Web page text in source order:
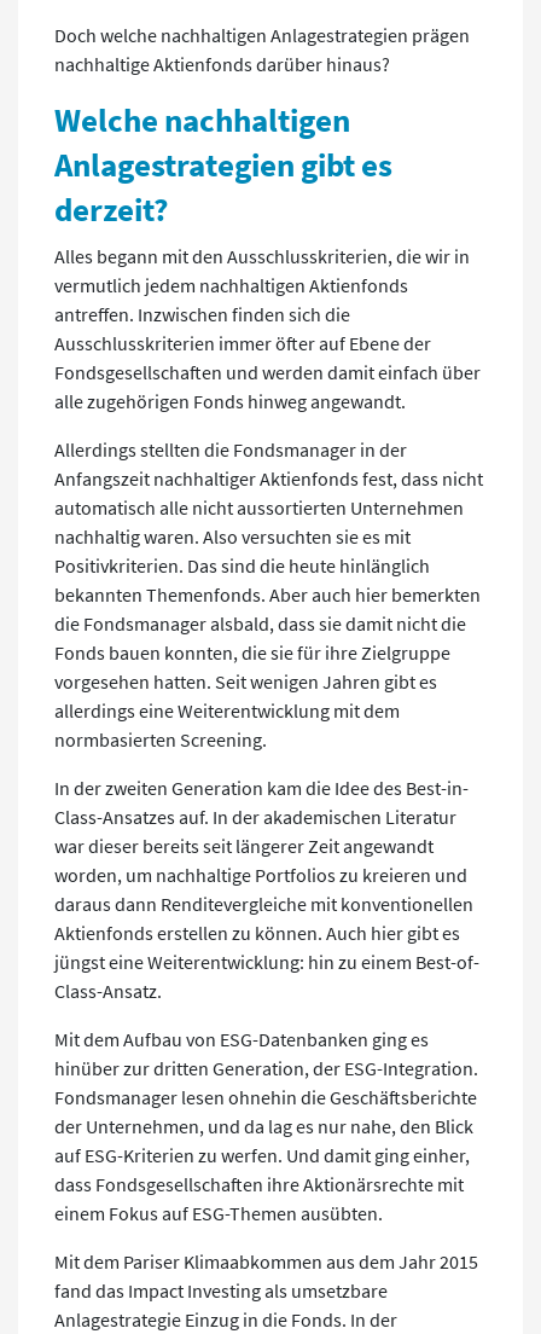
Doch welche nachhaltigen Anlagestrategien prägen
nachhaltige Aktienfonds darüber hinaus?
Welche nachhaltigen
Anlagestrategien gibt es
derzeit?
Alles begann mit den Ausschlusskriterien, die wir in
vermutlich jedem nachhaltigen Aktienfonds
antreffen. Inzwischen finden sich die
Ausschlusskriterien immer öfter auf Ebene der
Fondsgesellschaften und werden damit einfach über
alle zugehörigen Fonds hinweg angewandt.
Allerdings stellten die Fondsmanager in der
Anfangszeit nachhaltiger Aktienfonds fest, dass nicht
automatisch alle nicht aussortierten Unternehmen
nachhaltig waren. Also versuchten sie es mit
Positivkriterien. Das sind die heute hinlänglich
bekannten Themenfonds. Aber auch hier bemerkten
die Fondsmanager alsbald, dass sie damit nicht die
Fonds bauen konnten, die sie für ihre Zielgruppe
vorgesehen hatten. Seit wenigen Jahren gibt es
allerdings eine Weiterentwicklung mit dem
normbasierten Screening.
In der zweiten Generation kam die Idee des Best-in-
Class-Ansatzes auf. In der akademischen Literatur
war dieser bereits seit längerer Zeit angewandt
worden, um nachhaltige Portfolios zu kreieren und
daraus dann Renditevergleiche mit konventionellen
Aktienfonds erstellen zu können. Auch hier gibt es
jüngst eine Weiterentwicklung: hin zu einem Best-of-
Class-Ansatz.
Mit dem Aufbau von ESG-Datenbanken ging es
hinüber zur dritten Generation, der ESG-Integration.
Fondsmanager lesen ohnehin die Geschäftsberichte
der Unternehmen, und da lag es nur nahe, den Blick
auf ESG-Kriterien zu werfen. Und damit ging einher,
dass Fondsgesellschaften ihre Aktionärsrechte mit
einem Fokus auf ESG-Themen ausübten.
Mit dem Pariser Klimaabkommen aus dem Jahr 2015
fand das Impact Investing als umsetzbare
Anlagestrategie Einzug in die Fonds. In der